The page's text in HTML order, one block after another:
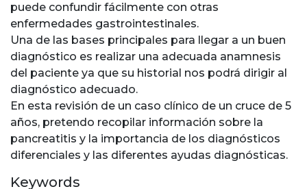
puede confundir fácilmente con otras
enfermedades gastrointestinales.
Una de las bases principales para llegar a un buen
diagnóstico es realizar una adecuada anamnesis
del paciente ya que su historial nos podrá dirigir al
diagnóstico adecuado.
En esta revisión de un caso clínico de un cruce de 5
años, pretendo recopilar información sobre la
pancreatitis y la importancia de los diagnósticos
diferenciales y las diferentes ayudas diagnósticas.
Keywords